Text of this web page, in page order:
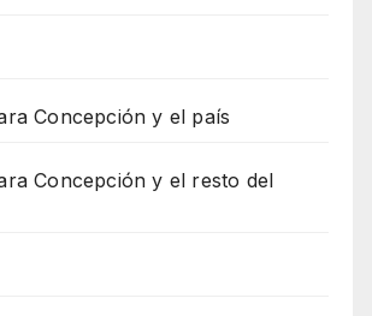
Concepción y el país
Concepción y el resto del